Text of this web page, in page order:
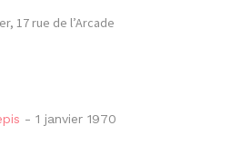
17 rue de l’Arcade
- 1 janvier 1970